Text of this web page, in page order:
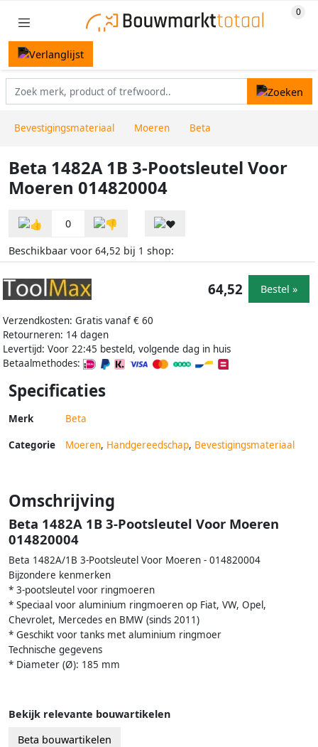
Bevestigingsmateriaal Moeren Beta
Beta 1482A 1B 3-Pootsleutel Voor
Moeren 014820004
0
Beschikbaar voor 64,52 bij 1 shop:
Verzendkosten: Gratis vanaf € 60
Retourneren: 14 dagen
Levertijd: Voor 22:45 besteld, volgende dag in huis
Betaalmethodes:
64,52 Bestel »
Specificaties
Merk Beta
Categorie Moeren, Handgereedschap, Bevestigingsmateriaal
Omschrijving
Beta 1482A 1B 3-Pootsleutel Voor Moeren
014820004
Beta 1482A/1B 3-Pootsleutel Voor Moeren - 014820004
Bijzondere kenmerken
* 3-pootsleutel voor ringmoeren
* Speciaal voor aluminium ringmoeren op Fiat, VW, Opel,
Chevrolet, Mercedes en BMW (sinds 2011)
* Geschikt voor tanks met aluminium ringmoer
Technische gegevens
* Diameter (Ø): 185 mm
Bekijk relevante bouwartikelen
Beta bouwartikelen